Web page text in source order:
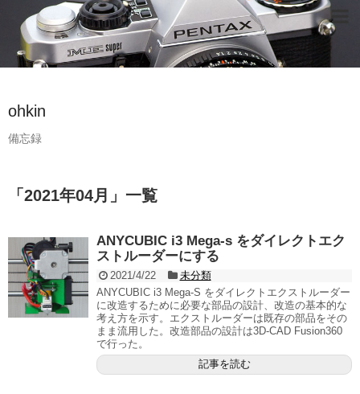
ohkin
備忘録
「 2021年04月 」 一覧
ANYCUBIC i3 Mega-s をダイレクトエク
ストルーダーにする
2021/4/22
未分類
ANYCUBIC i3 Mega-S をダイレクトエクストルーダー
に改造するために必要な部品の設計、改造の基本的な
考え方を示す。エクストルーダーは既存の部品をその
まま流用した。改造部品の設計は3D-CAD Fusion360
で行った。
記事を読む